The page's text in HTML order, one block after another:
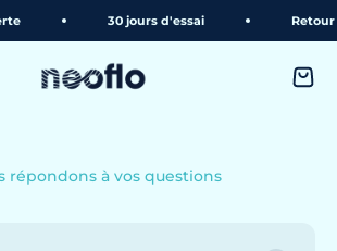
30 jours d'essai Retour
neoflo
répondons à vos questions